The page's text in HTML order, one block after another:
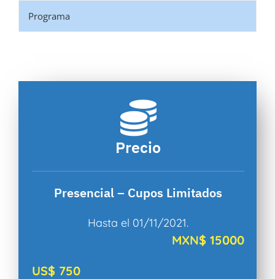
Programa
Precio
Presencial – Cupos Limitados
Hasta el 01/11/2021.
MXN$ 15000
US$ 750